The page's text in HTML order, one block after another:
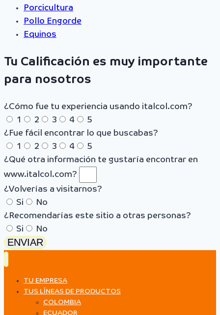
Porcicultura
Pollo Engorde
Equinos
Tu Calificación es muy importante
para nosotros
¿Cómo fue tu experiencia usando italcol.com?
1
2 3 4
5
¿Fue fácil encontrar lo que buscabas?
1
2 3 4
5
¿Qué otra información te gustaría encontrar en
www.italcol.com?
¿Volverías a visitarnos?
Si
No
¿Recomendarías este sitio a otras personas?
Si
No
ENVIAR
TU EMPRESA
TUS LÍNEAS DE PRODUCTOS
COLOMBIA
ECUADOR